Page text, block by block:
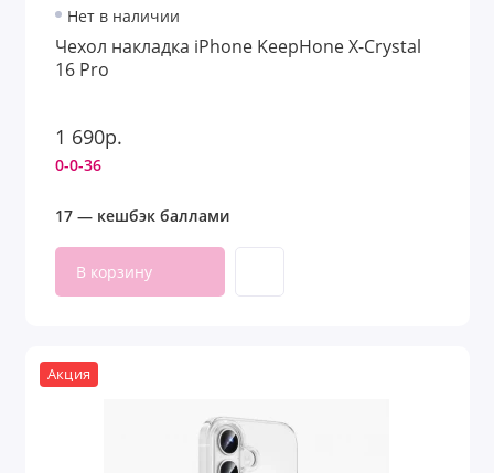
Нет в наличии
Чехол накладка iPhone KeepHone X-Crystal
16 Pro
1 690р.
0-0-36
17 — кешбэк баллами
В корзину
Акция